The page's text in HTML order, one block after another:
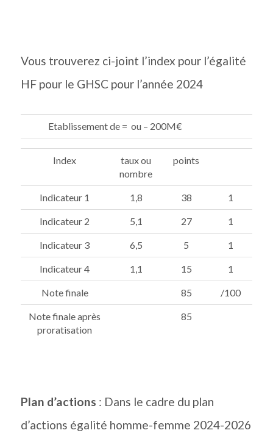
Vous trouverez ci-joint l’index pour l’égalité
HF pour le GHSC pour l’année 2024
Etablissement de = ou – 200M€
Index
taux ou
nombre
points
Indicateur 1 1,8 38 1
Indicateur 2 5,1 27 1
Indicateur 3 6,5 5 1
Indicateur 4 1,1 15 1
Note finale 85 /100
Note finale après
proratisation
85
Plan d’actions : Dans le cadre du plan
d’actions égalité homme-femme 2024-2026